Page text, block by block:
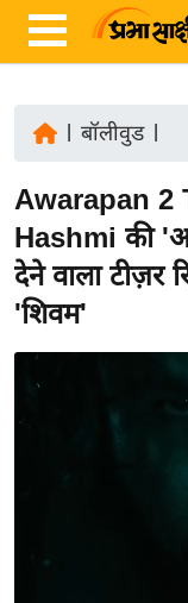
ज़ा
ख
ब
र
बॉलीवुड|
Awarapan 2
Hashmi की
देने वाला टीज़र
'शिवम'